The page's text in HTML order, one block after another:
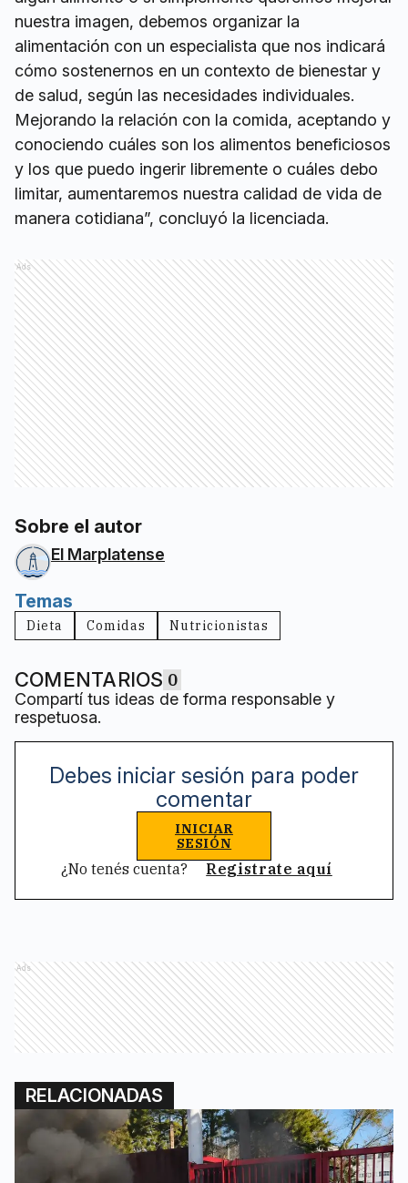
nuestra imagen, debemos organizar la
alimentación con un especialista que nos indicará
cómo sostenernos en un contexto de bienestar y
de salud, según las necesidades individuales.
Mejorando la relación con la comida, aceptando y
conociendo cuáles son los alimentos beneficiosos
y los que puedo ingerir libremente o cuáles debo
limitar, aumentaremos nuestra calidad de vida de
manera cotidiana”, concluyó la licenciada.
Ads
Sobre el autor
El Marplatense
Temas
Dieta Comidas Nutricionistas
COMENTARIOS 0
Compartí tus ideas de forma responsable y
respetuosa.
Debes iniciar sesión para poder
comentar
INICIAR
SESIÓN
¿No tenés cuenta? Registrate aquí
Ads
RELACIONADAS